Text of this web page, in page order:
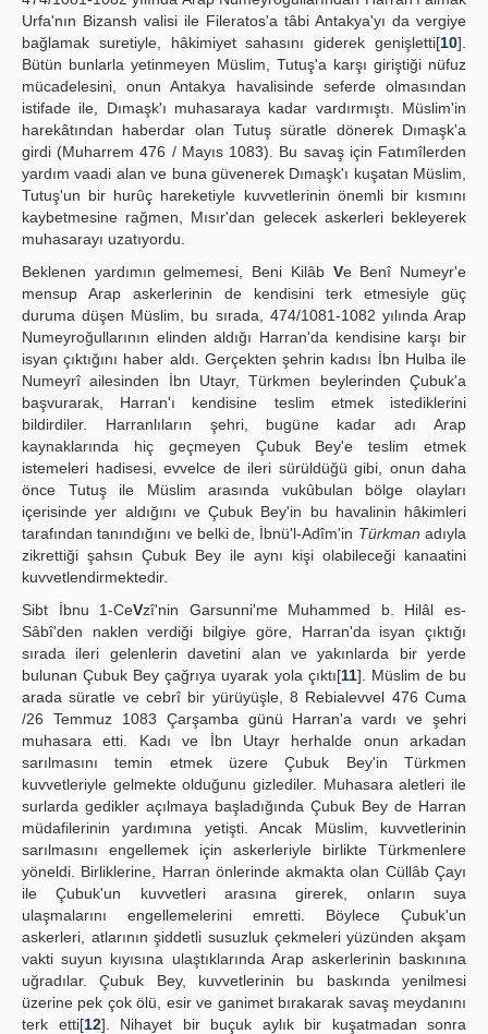
Urfa'nın Bizansh valisi ile Fileratos'a tâbi Antakya'yı da vergiye
bağlamak suretiyle, hâkimiyet sahasını giderek genişletti[10].
Bütün bunlarla yetinmeyen Müslim, Tutuş'a karşı giriştiği nüfuz
mücadelesini, onun Antakya havalisinde seferde olmasından
istifade ile, Dımaşk'ı muhasaraya kadar vardırmıştı. Müslim'in
harekâtından haberdar olan Tutuş süratle dönerek Dımaşk'a
girdi (Muharrem 476 / Mayıs 1083). Bu savaş için Fatımîlerden
yardım vaadi alan ve buna güvenerek Dımaşk'ı kuşatan Müslim,
Tutuş'un bir hurûç hareketiyle kuvvetlerinin önemli bir kısmını
kaybetmesine rağmen, Mısır'dan gelecek askerleri bekleyerek
muhasarayı uzatıyordu.
Beklenen yardımın gelmemesi, Beni Kilâb Ve Benî Numeyr'e
mensup Arap askerlerinin de kendisini terk etmesiyle güç
duruma düşen Müslim, bu sırada, 474/1081-1082 yılında Arap
Numeyroğullarının elinden aldığı Harran'da kendisine karşı bir
isyan çıktığını haber aldı. Gerçekten şehrin kadısı İbn Hulba ile
Numeyrî ailesinden İbn Utayr, Türkmen beylerinden Çubuk'a
başvurarak, Harran'ı kendisine teslim etmek istediklerini
bildirdiler. Harranlıların şehri, bugüne kadar adı Arap
kaynaklarında hiç geçmeyen Çubuk Bey'e teslim etmek
istemeleri hadisesi, evvelce de ileri sürüldüğü gibi, onun daha
önce Tutuş ile Müslim arasında vukûbulan bölge olayları
içerisinde yer aldığını ve Çubuk Bey'in bu havalinin hâkimleri
tarafından tanındığını ve belki de, İbnü'l-Adîm'in Türkman adıyla
zikrettiği şahsın Çubuk Bey ile aynı kişi olabileceği kanaatini
kuvvetlendirmektedir.
Sibt İbnu 1-CeVzî'nin Garsunni'me Muhammed b. Hilâl es-
Sâbî'den naklen verdiği bilgiye göre, Harran'da isyan çıktığı
sırada ileri gelenlerin davetini alan ve yakınlarda bir yerde
bulunan Çubuk Bey çağrıya uyarak yola çıktı[11]. Müslim de bu
arada süratle ve cebrî bir yürüyüşle, 8 Rebialevvel 476 Cuma
/26 Temmuz 1083 Çarşamba günü Harran'a vardı ve şehri
muhasara etti. Kadı ve İbn Utayr herhalde onun arkadan
sarılmasını temin etmek üzere Çubuk Bey'in Türkmen
kuvvetleriyle gelmekte olduğunu gizlediler. Muhasara aletleri ile
surlarda gedikler açılmaya başladığında Çubuk Bey de Harran
müdafilerinin yardımına yetişti. Ancak Müslim, kuvvetlerinin
sarılmasını engellemek için askerleriyle birlikte Türkmenlere
yöneldi. Birliklerine, Harran önlerinde akmakta olan Cüllâb Çayı
ile Çubuk'un kuvvetleri arasına girerek, onların suya
ulaşmalarını engellemelerini emretti. Böylece Çubuk'un
askerleri, atlarının şiddetli susuzluk çekmeleri yüzünden akşam
vakti suyun kıyısına ulaştıklarında Arap askerlerinin baskınına
uğradılar. Çubuk Bey, kuvvetlerinin bu baskında yenilmesi
üzerine pek çok ölü, esir ve ganimet bırakarak savaş meydanını
terk etti[12]. Nihayet bir buçuk aylık bir kuşatmadan sonra